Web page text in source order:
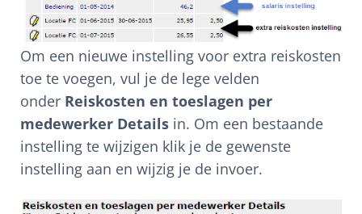
Om een nieuwe instelling voor extra reiskosten
toe te voegen, vul je de lege velden
onder Reiskosten en toeslagen per
medewerker Details in. Om een bestaande
instelling te wijzigen klik je de gewenste
instelling aan en wijzig je de invoer.